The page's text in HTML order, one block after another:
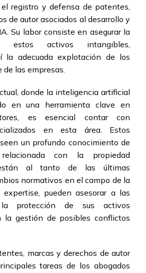
registro y defensa de patentes,
de autor asociados al desarrollo y
Su labor consiste en asegurar la
estos activos intangibles,
la adecuada explotación de los
de las empresas.
donde la inteligencia artificial
en una herramienta clave en
es esencial contar con
en esta área. Estos
un profundo conocimiento de
con la propiedad
al tanto de las últimas
normativos en el campo de la
pueden asesorar a las
protección de sus activos
la gestión de posibles conflictos
marcas y derechos de autor
tareas de los abogados